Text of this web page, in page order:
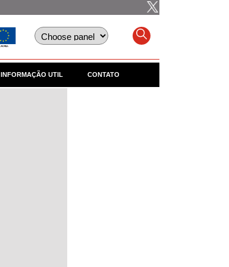
INFORMAÇÃO UTIL CONTATO